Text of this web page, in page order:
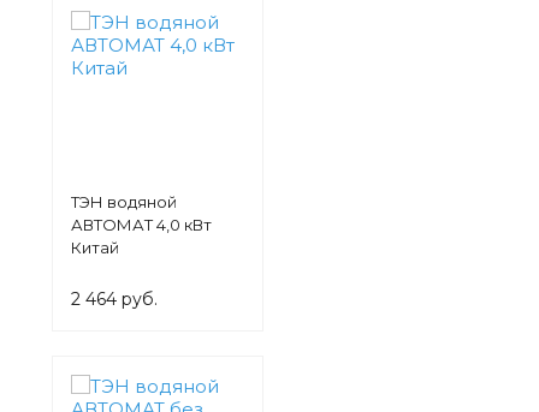
ТЭН водяной
АВТОМАТ 4,0 кВт
Китай
2 464 руб.